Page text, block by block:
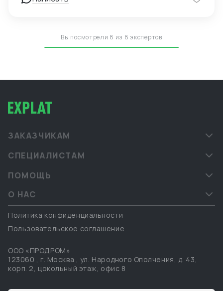
Вы посмотрели 8 из 8 экспертов
ЗАКАЗЧИКАМ
СПЕЦИАЛИСТАМ
ПОМОЩЬ
О НАС
Политика конфиденциальности
Пользовательское соглашение
ООО «ПРОДРОМ»
123060 , г. Москва , ул. Народного Ополчения, д. 43,
корп. 2, цокольный этаж, офис 8